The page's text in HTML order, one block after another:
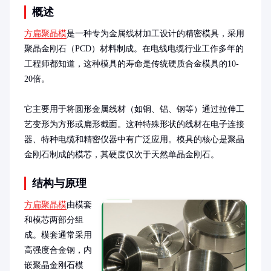
概述
方扁聚晶模是一种专为金属线材加工设计的精密模具，采用
聚晶金刚石（PCD）材料制成。在电线电缆行业工作多年的
工程师都知道，这种模具的寿命是传统硬质合金模具的10-
20倍。
它主要用于将圆形金属线材（如铜、铝、钢等）通过拉伸工
艺变形为方形或扁形截面。这种特殊形状的线材在电子连接
器、特种电缆和精密仪器中有广泛应用。模具的核心是聚晶
金刚石制成的模芯，其硬度仅次于天然单晶金刚石。
结构与原理
方扁聚晶模由模套
和模芯两部分组
成。模套通常采用
高强度合金钢，内
嵌聚晶金刚石模